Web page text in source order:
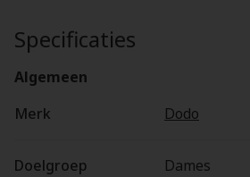
Specificaties
Algemeen
Merk
Dodo
Doelgroep Dames